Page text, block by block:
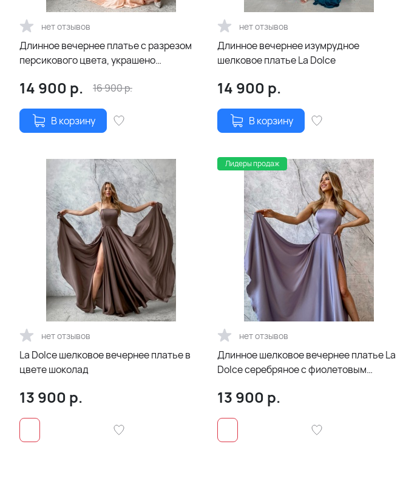
нет отзывов
Длинное вечернее платье с разрезом
персикового цвета, украшено
14 900 р. 16 900р.
В корзину
нет отзывов
Длинное вечернее изумрудное
шелковое платье La Dolce
14 900 р.
В корзину
нет отзывов
La Dolce шелковое вечернее платье в
цвете шоколад
13 900 р.
Лидеры продаж
нет отзывов
Длинное шелковое вечернее платье La
Dolce серебряное с фиолетовым
13 900 р.